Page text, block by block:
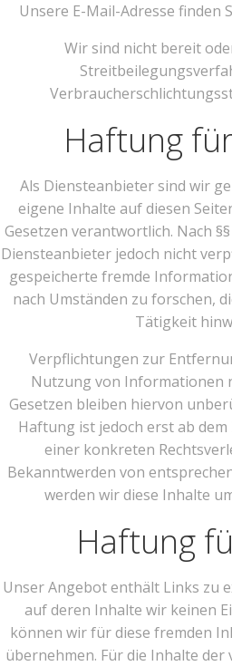
Unsere E-Mail-Adresse finden
Wir sind nicht bereit
Haftung
Als Diensteanbieter sind wir
eigene Inhalte auf diesen
Gesetzen verantwortlich. Nach
Diensteanbieter jedoch nicht
gespeicherte fremde
nach Umständen zu forschen,
Tätigkeit
Verpflichtungen zur
Nutzung von Informationen
Gesetzen bleiben hiervon
Haftung ist jedoch erst ab
einer konkreten
Bekanntwerden von
werden wir diese Inhalte
Haftung
Unser Angebot enthält Links zu
auf deren Inhalte wir keinen
können wir für diese fremden
übernehmen. Für die Inhalte